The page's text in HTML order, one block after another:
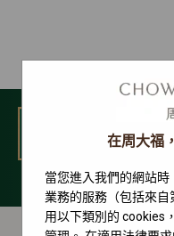
Sky-Dweller 系列
在周大福
當您進入我們的網站
業務的服務（包括來
用以下類別的 cookies